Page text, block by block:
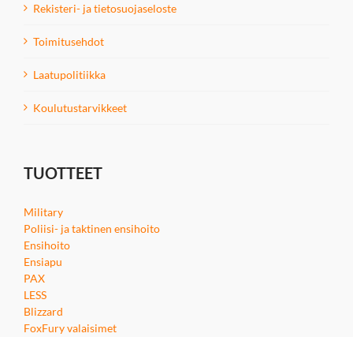
Rekisteri- ja tietosuojaseloste
Toimitusehdot
Laatupolitiikka
Koulutustarvikkeet
TUOTTEET
Military
Poliisi- ja taktinen ensihoito
Ensihoito
Ensiapu
PAX
LESS
Blizzard
FoxFury valaisimet